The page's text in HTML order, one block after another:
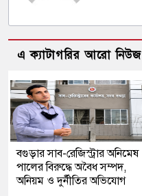
এ ক্যাটাগরির আরো নিউজ
বগুড়ার সাব-রেজিস্ট্রার অনিমেষ
পালের বিরুদ্ধে অবৈধ সম্পদ,
অনিয়ম ও দুর্নীতির অভিযোগ